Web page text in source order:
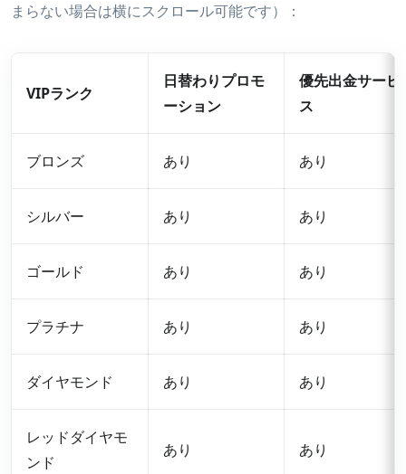
まらない場合は横にスクロール可能です）：
VIPランク
日替わりプロモ
ーション
優先出金サービ
ス
ブロンズ あり あり
シルバー あり あり
ゴールド あり あり
プラチナ あり あり
ダイヤモンド あり あり
レッドダイヤモ
ンド
あり あり